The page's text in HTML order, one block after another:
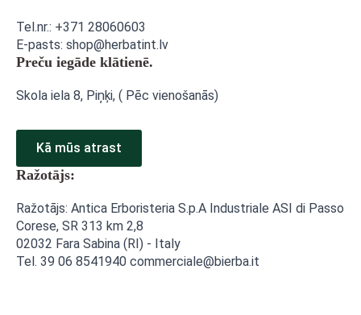
Tel.nr.: +371 28060603
E-pasts: shop@herbatint.lv
Preču iegāde klātienē.
Skola iela 8, Piņķi, ( Pēc vienošanās)
Kā mūs atrast
Ražotājs:
Ražotājs: Antica Erboristeria S.p.A Industriale ASI di Passo
Corese, SR 313 km 2,8
02032 Fara Sabina (RI) - Italy
Tel. 39 06 8541940 commerciale@bierba.it